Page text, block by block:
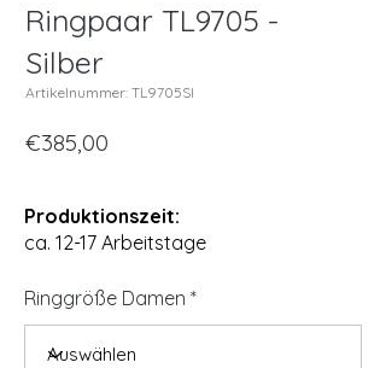
Ringpaar TL9705 -
Silber
Artikelnummer: TL9705SI
€385,00
Produktionszeit:
ca. 12-17 Arbeitstage
Ringgröße Damen